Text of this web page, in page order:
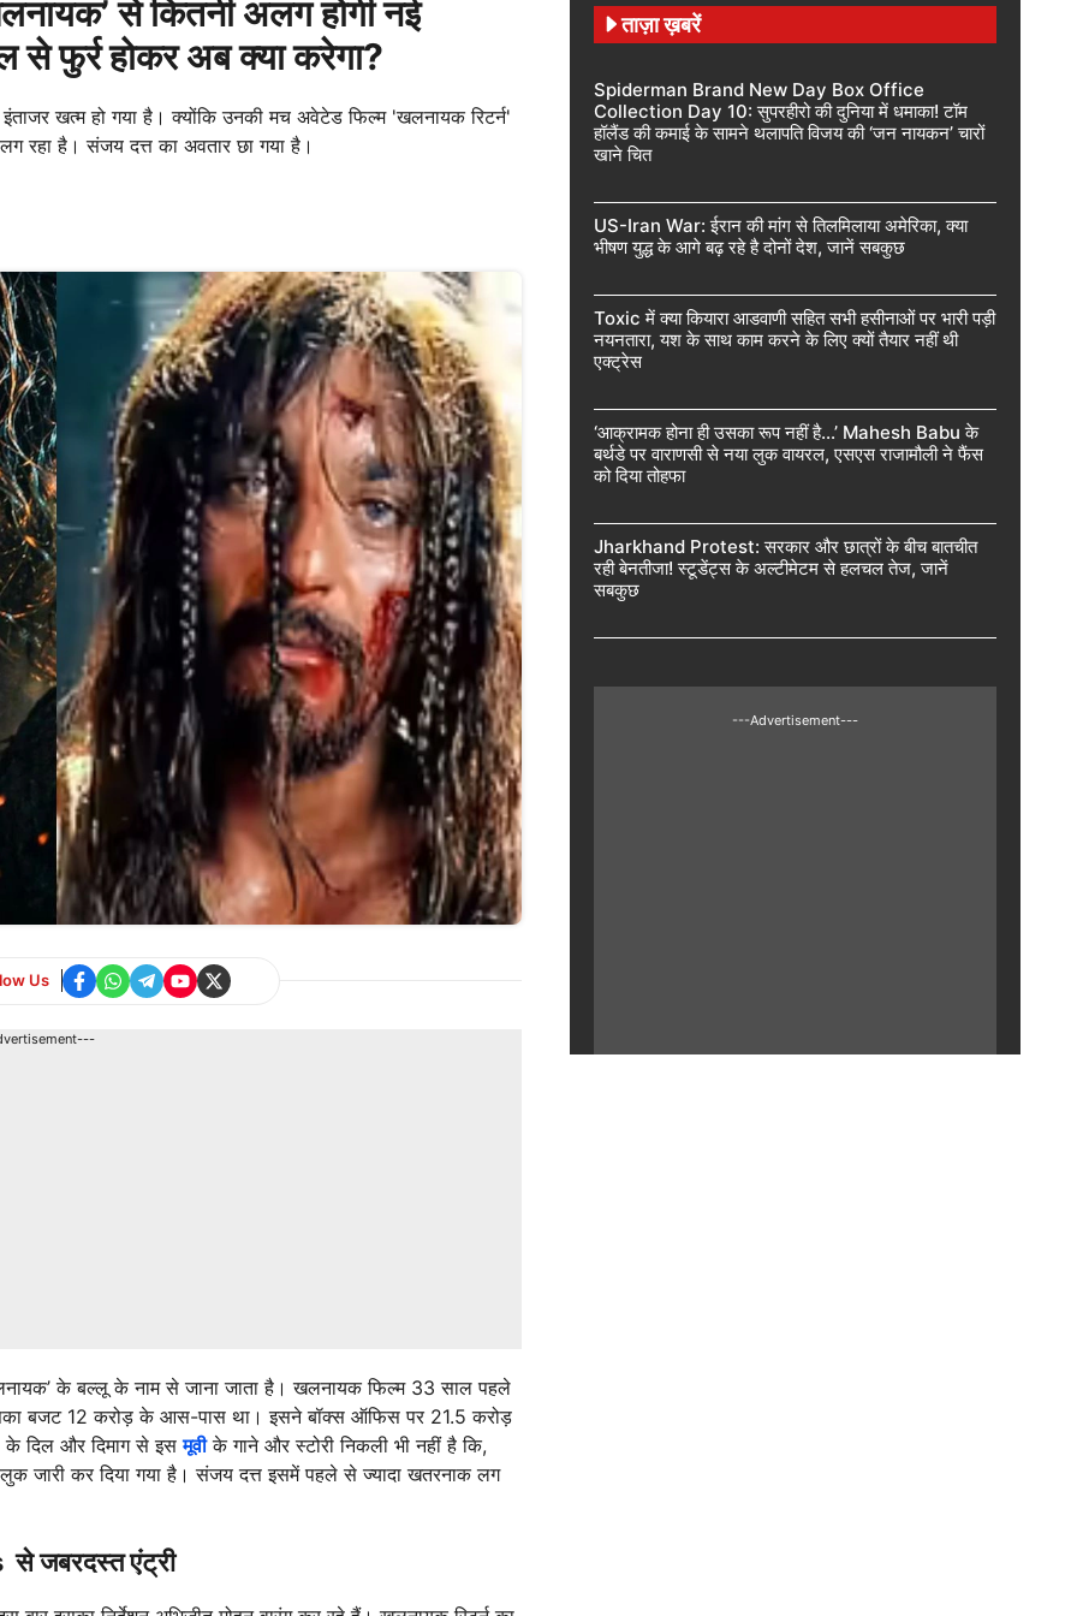
से कितनी अलग होगी नई
होकर अब क्या करेगा?
खत्म हो गया है। क्योंकि उनकी मच अवेटेड फिल्म 'खलनायक रिटर्न'
रहा है। संजय दत्त का अवतार छा गया है।
Us
के बल्लू के नाम से जाना जाता है। खलनायक फिल्म 33 साल पहले
बजट 12 करोड़ के आस-पास था। इसने बॉक्स ऑफिस पर 21.5 करोड़
के दिल और दिमाग से इसमूवी के गाने और स्टोरी निकली भी नहीं है कि,
जारी कर दिया गया है। संजय दत्त इसमें पहले से ज्यादा खतरनाक लग
जबरदस्त एंट्री
ताज़ा ख़बरें
Spiderman Brand New Day Box Office
Collection Day 10: सुपरहीरो की दुनिया में धमाका! टॉम
हॉलैंड की कमाई के सामने थलापति विजय की ‘जन नायकन’ चारों
खाने चित
US-Iran War: ईरान की मांग से तिलमिलाया अमेरिका, क्या
भीषण युद्ध के आगे बढ़ रहे है दोनों देश, जानें सबकुछ
Toxic में क्या कियारा आडवाणी सहित सभी हसीनाओं पर भारी पड़ी
नयनतारा, यश के साथ काम करने के लिए क्यों तैयार नहीं थी
एक्ट्रेस
‘आक्रामक होना ही उसका रूप नहीं है…’ Mahesh Babu के
बर्थडे पर वाराणसी से नया लुक वायरल, एसएस राजामौली ने फैंस
को दिया तोहफा
Jharkhand Protest: सरकार और छात्रों के बीच बातचीत
रही बेनतीजा! स्टूडेंट्स के अल्टीमेटम से हलचल तेज, जानें
सबकुछ
---Advertisement---